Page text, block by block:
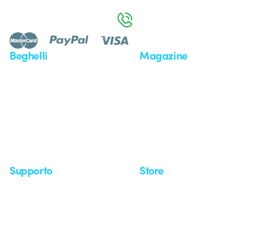
Beghelli Magazine
Supporto Store